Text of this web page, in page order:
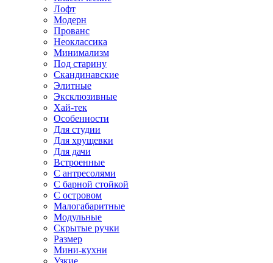
Лофт
Модерн
Прованс
Неоклассика
Минимализм
Под старину
Скандинавские
Элитные
Эксклюзивные
Хай-тек
Особенности
Для студии
Для хрущевки
Для дачи
Встроенные
С антресолями
С барной стойкой
С островом
Малогабаритные
Модульные
Скрытые ручки
Размер
Мини-кухни
Узкие